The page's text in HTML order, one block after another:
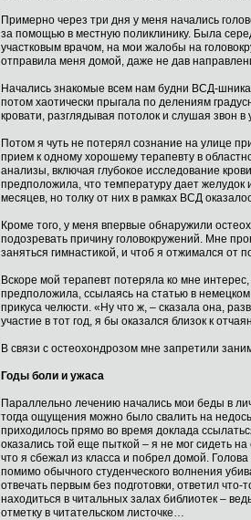
Примерно через три дня у меня начались
за помощью в местную поликлинику. Была
участковым врачом, на мои жалобы на
отправила меня домой, даже не дав
Начались знакомые всем нам будни ВСД-
потом хаотически прыгала по делениям
кровати, разглядывая потолок и слушая звон в
Потом я чуть не потерял сознание на улице
прием к одному хорошему терапевту в
анализы, включая глубокое исследование
предположила, что температуру дает
месяцев, но толку от них в рамках ВСД
Кроме того, у меня впервые обнаружили
подозревать причину головокружений. Мне
заняться гимнастикой, и чтоб я отжимался от
Вскоре мой терапевт потеряла ко мне
предположила, ссылаясь на статью в
прикуса челюсти. «Ну что ж, – сказала она,
участие в тот год, я бы оказался близок к
В связи с остеохондрозом мне запретили
Годы боли и ужаса
Параллельно лечению начались мои беды в
тогда ощущения можно было свалить на
приходилось прямо во время доклада
оказались той еще пыткой – я не мог сидеть
что я сбежал из класса и побрел домой.
помимо обычного студенческого волнения
отвечать первым без подготовки, ответил
находиться в читальных залах библиотек –
отметку в читательском листочке…